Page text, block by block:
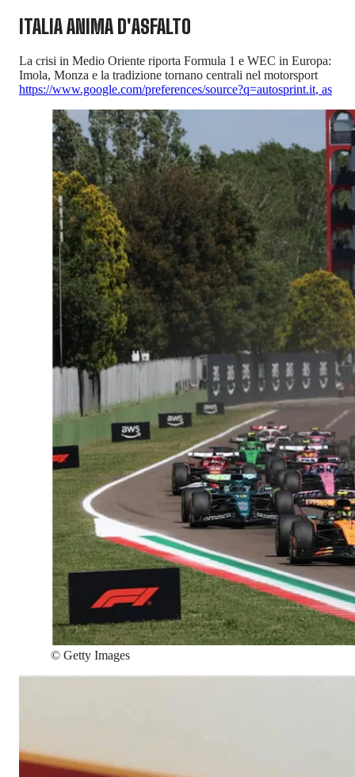
ITALIA ANIMA D'ASFALTO
La crisi in Medio Oriente riporta Formula 1 e WEC in Europa:
Imola, Monza e la tradizione tornano centrali nel motorsport
https://www.google.com/preferences/source?q=autosprint.it, as
© Getty Images